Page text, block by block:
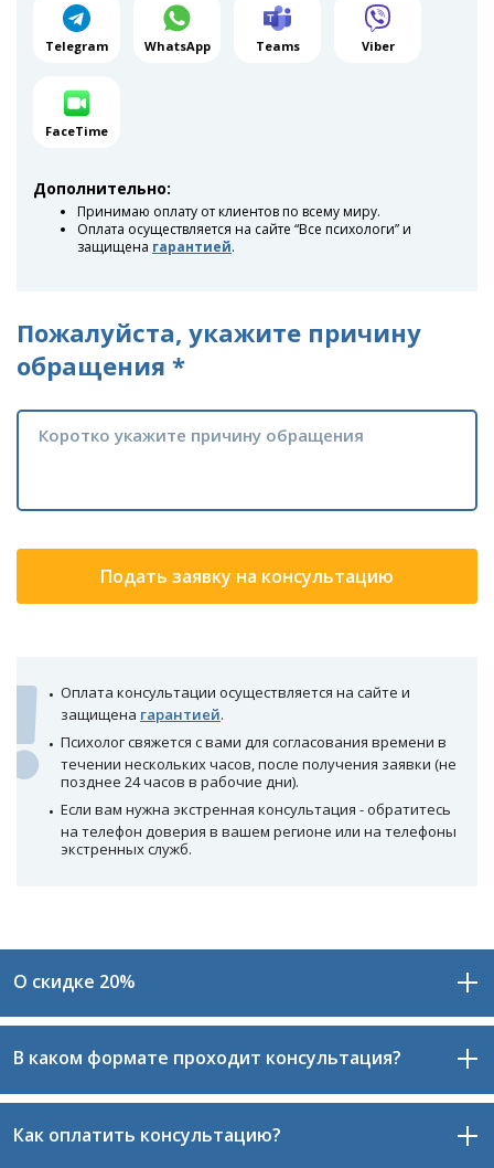
Telegram WhatsApp Teams Viber
FaceTime
Дополнительно:
Принимаю оплату от клиентов по всему миру.
Оплата осуществляется на сайте “Все психологи” и
защищена гарантией.
Пожалуйста, укажите причину
обращения *
Подать заявку на консультацию
Оплата консультации осуществляется на сайте и
защищена гарантией.
Психолог свяжется с вами для согласования времени в
течении нескольких часов, после получения заявки (не
позднее 24 часов в рабочие дни).
Если вам нужна экстренная консультация - обратитесь
на телефон доверия в вашем регионе или на телефоны
экстренных служб.
О скидке 20%
При записи через сайт вы получаете скидку 20% на
первую консультацию.
Также вы получаете гарантию от сайта: если
В каком формате проходит консультация?
Консультация проходит в формате видео-общения,
Как оплатить консультацию?